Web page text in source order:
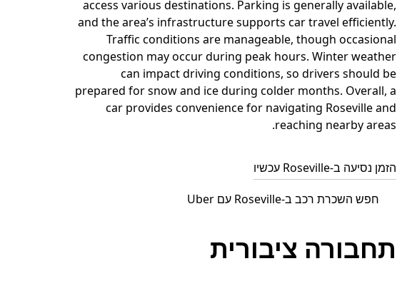
access various destinations. Parking is generally available,
and the area’s infrastructure supports car travel efficiently.
Traffic conditions are manageable, though occasional
congestion may occur during peak hours. Winter weather
can impact driving conditions, so drivers should be
prepared for snow and ice during colder months. Overall, a
car provides convenience for navigating Roseville and
reaching nearby areas.
הזמן נסיעה ב-Roseville עכשיו
חפש השכרת רכב ב-Roseville עם Uber
תחבורה ציבורית